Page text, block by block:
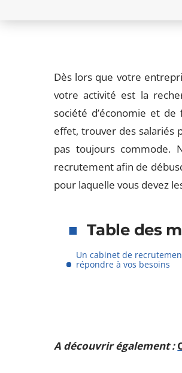
Dès lors que votre
votre activité est la
société d’économie et
effet, trouver des salariés
pas toujours commode.
recrutement afin de
pour laquelle vous devez
Table des
Un cabinet de
répondre à vos besoins
A découvrir également :